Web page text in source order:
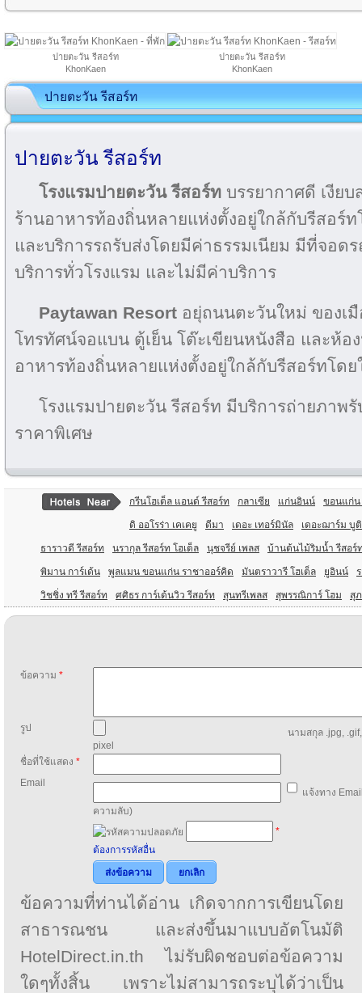
ปายตะวัน รีสอร์ท
KhonKaen
ปายตะวัน รีสอร์ท
KhonKaen
ปายตะวัน รีสอร์ท
ปายตะวัน รีสอร์ท
โรงแรมปายตะวัน รีสอร์ท บรรยากาศดี เงีย
ร้านอาหารท้องถิ่นหลายแห่งตั้งอยู่ใกล้กับรีสอร์ท
และบริการรถรับส่งโดยมีค่าธรรมเนียม มีที่จอด
บริการทั่วโรงแรม และไม่มีค่าบริการ
Paytawan Resort‎ อยุ่ถนนตะวันใหม่ ของเ
โทรทัศน์จอแบน ตู้เย็น โต๊ะเขียนหนังสือ และห้อ
อาหารท้องถิ่นหลายแห่งตั้งอยู่ใกล้กับรีสอร์ทโดย
โรงแรมปายตะวัน รีสอร์ท มีบริการถ่ายภาพ
ราคาพิเศษ
กรีนโฮเต็ล แอนด์ รีสอร์ท กลาเซีย แก่นอินน์ ขอนแก่น
ดิ ออโรร่า เคเคยู ดีมา เดอะ เทอร์มินัล เดอะฌาร์ม บู
ธาราวดี รีสอร์ท นรากุล รีสอร์ท โฮเต็ล นุชจรีย์ เพลส บ้านต้นไม้ริมน้ำ รีสอร์
พิมาน การ์เด้น พูลแมน ขอนแก่น ราชาออร์คิด มันตราวารี โฮเต็ล ยูอินน์
วิชชิ่ง ทรี รีสอร์ท ศศิธร การ์เด้นวิว รีสอร์ท สุนทรีเพลส สุพรรณิการ์ โฮม สุ
ข้อความ *
รูป
นามสกุล .jpg,
pixel
ชื่อที่ใช้แสดง *
Email
แจ้งทาง
ความลับ)
*
ต้องการรหัสอื่น
ส่งข้อความ
ยกเลิก
ข้อความที่ท่านได้อ่าน เกิดจากการเขียนโดย
สาธารณชน และส่งขึ้นมาแบบอัตโนมัติ
HotelDirect.in.th ไม่รับผิดชอบต่อข้อความ
ใดๆทั้งสิ้น เพราะไม่สามารถระบุได้ว่าเป็น